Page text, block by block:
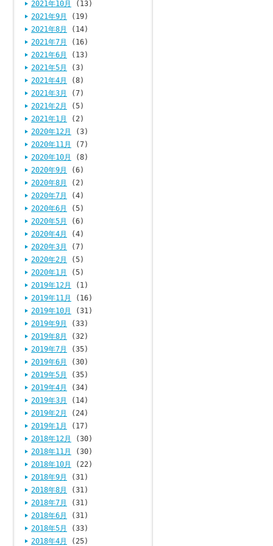
2021年10月
(13)
2021年9月
(19)
2021年8月
(14)
2021年7月
(16)
2021年6月
(13)
2021年5月
(3)
2021年4月
(8)
2021年3月
(7)
2021年2月
(5)
2021年1月
(2)
2020年12月
(3)
2020年11月
(7)
2020年10月
(8)
2020年9月
(6)
2020年8月
(2)
2020年7月
(4)
2020年6月
(5)
2020年5月
(6)
2020年4月
(4)
2020年3月
(7)
2020年2月
(5)
2020年1月
(5)
2019年12月
(1)
2019年11月
(16)
2019年10月
(31)
2019年9月
(33)
2019年8月
(32)
2019年7月
(35)
2019年6月
(30)
2019年5月
(35)
2019年4月
(34)
2019年3月
(14)
2019年2月
(24)
2019年1月
(17)
2018年12月
(30)
2018年11月
(30)
2018年10月
(22)
2018年9月
(31)
2018年8月
(31)
2018年7月
(31)
2018年6月
(31)
2018年5月
(33)
2018年4月
(25)